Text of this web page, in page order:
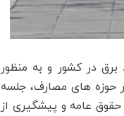
در کشور و به منظور
حوزه های مصارف، جلسه
عامه و پیشگیری از